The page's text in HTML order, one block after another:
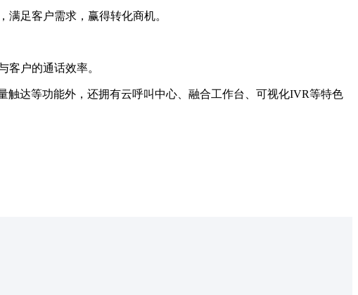
足客户需求，赢得转化商机。
户的通话效率。
达等功能外，还拥有云呼叫中心、融合工作台、可视化IVR等特色